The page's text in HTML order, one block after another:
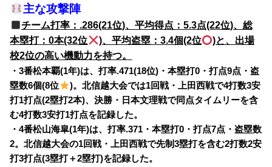
主な攻撃陣
チーム打率：.286(21位)、平均得点：5.3点(22位)、総
本塁打：0本(32位
)、平均盗塁：3.4個(2位
)と、出場
校2位の高い機動力を持つ。
・3番松本覇(1年)は、打率.471(18位)・本塁打0・打点9点・盗
塁数6個(8位
)。北信越大会では1回戦・上田西戦で4打数3安
打1打点(2塁打2本)、決勝・日本文理戦で同点タイムリーを含
む4打数3安打1打点を記録した。
・4番松山海皐(1年)は、打率.371・本塁打0・打点7点・盗塁数
2。北信越大会の1回戦・上田西戦で先制3塁打を含む2打数2安
打3打点(3塁打＋2塁打)を記録した。